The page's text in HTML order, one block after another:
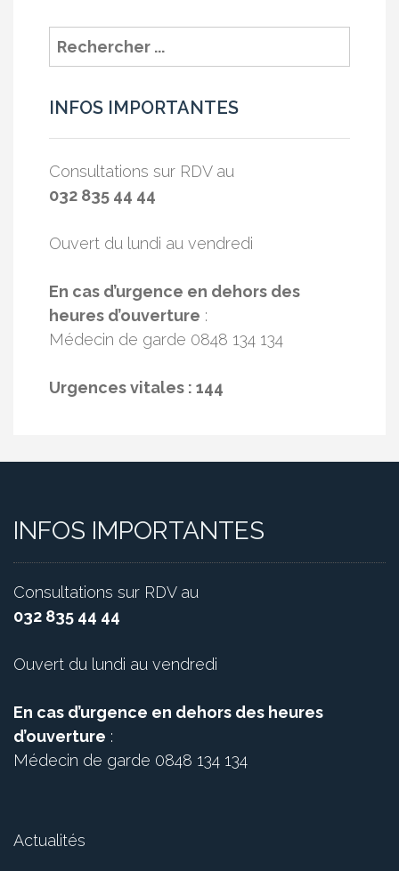
INFOS IMPORTANTES
Consultations sur RDV au
032 835 44 44
Ouvert du lundi au vendredi
En cas d’urgence en dehors des
heures d’ouverture :
Médecin de garde 0848 134 134
Urgences vitales : 144
INFOS IMPORTANTES
Consultations sur RDV au
032 835 44 44
Ouvert du lundi au vendredi
En cas d’urgence en dehors des heures
d’ouverture :
Médecin de garde 0848 134 134
Actualités